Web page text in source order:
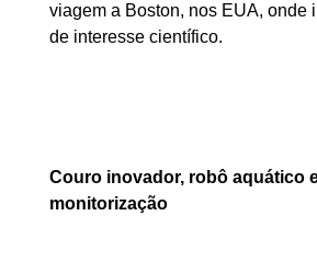
viagem a Boston, nos EUA, onde
de interesse científico.
Couro inovador, robô aquático
monitorização